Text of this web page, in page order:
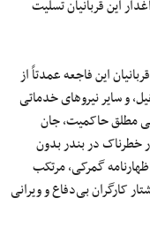
این قربانیان تسلیت
این فاجعه عمدتاً از
و سایر نیروهای خدماتی
مطلق حاکمیت، جان
خطرناک در بندر بدون
گمرکی، مرتکب
کارگران بی‌دفاع و ویرانی